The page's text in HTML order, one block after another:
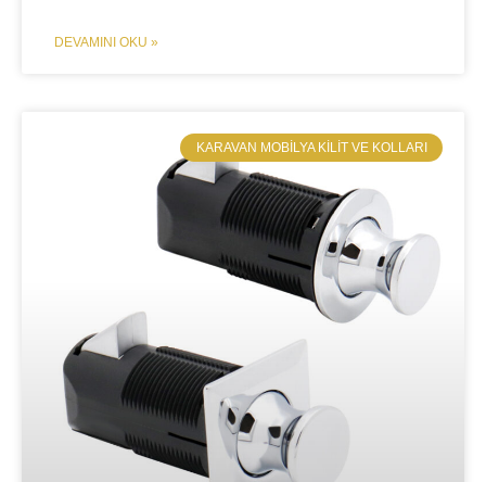
DEVAMINI OKU »
​KARAVAN MOBILYA KILIT VE KOLLARI